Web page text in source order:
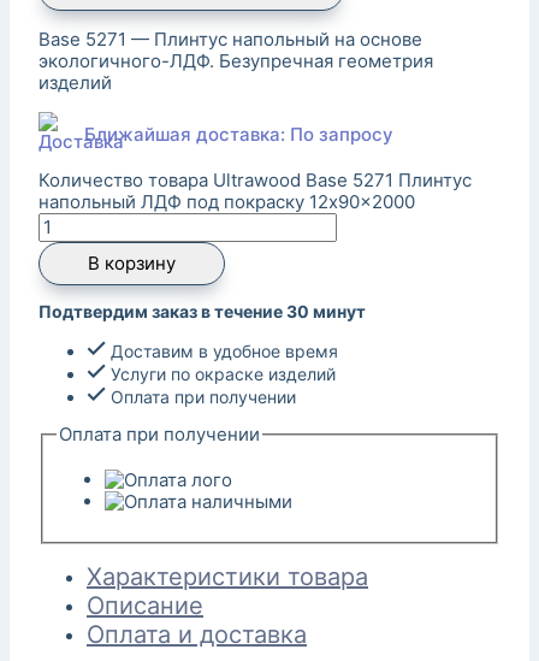
Base 5271 — Плинтус напольный на основе
экологичного-ЛДФ. Безупречная геометрия
изделий
Ближайшая доставка: По запросу
Количество товара Ultrawood Base 5271 Плинтус
напольный ЛДФ под покраску 12x90x2000
В корзину
Подтвердим заказ в течение 30 минут
Доставим в удобное время
Услуги по окраске изделий
Оплата при получении
Оплата при получении
Характеристики товара
Описание
Оплата и доставка